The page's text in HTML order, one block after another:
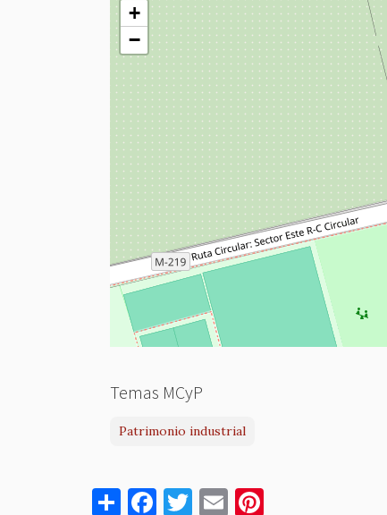
+
−
Temas MCyP
Patrimonio industrial
S F T E